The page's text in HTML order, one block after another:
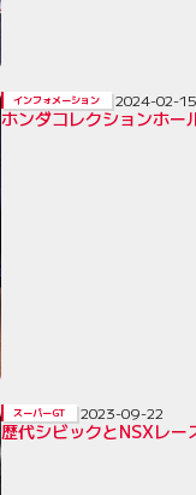
ホンダコレクションホー
インフォメーション 2024-02-15
歴代シビックとNSXレ
スーパーGT 2023-09-22